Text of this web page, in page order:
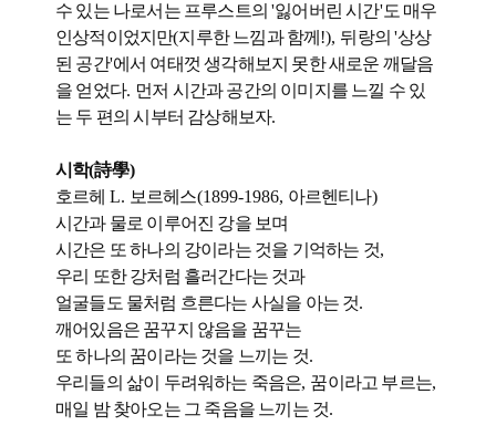
수 있는 나로서는 프루스트의'잃어버린 시간'도 매우
인상적이었지만(지루한 느낌과 함께 !), 뒤랑의'상상
된 공간'에서 여태껏 생각해보지 못한 새로운 깨달음
을 얻었다. 먼저 시간과 공간의 이미지를 느낄 수 있
는 두 편의 시부터 감상해보자.
시학(詩學)
호르헤 L. 보르헤스(1899-1986, 아르헨티나)
시간과 물로 이루어진 강을 보며
시간은 또 하나의 강이라는 것을 기억하는 것,
우리 또한 강처럼 흘러간다는 것과
얼굴들도 물처럼 흐른다는 사실을 아는 것.
깨어있음은 꿈꾸지 않음을 꿈꾸는
또 하나의 꿈이라는 것을 느끼는 것.
우리들의 삶이 두려워하는 죽음은, 꿈이라고 부르는,
매일 밤 찾아오는 그 죽음을 느끼는 것.